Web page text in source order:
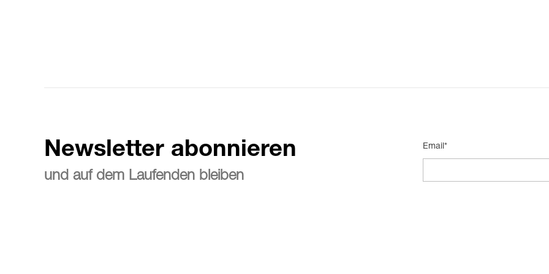
Newsletter abonnieren
und auf dem Laufenden bleiben
Email*